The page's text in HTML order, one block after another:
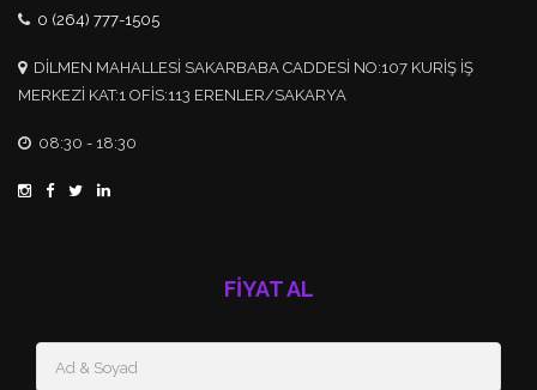
0 (264) 777-1505
DİLMEN MAHALLESİ SAKARBABA CADDESİ NO:107 KURİŞ İŞ
MERKEZİ KAT:1 OFİS:113 ERENLER/SAKARYA
08:30 - 18:30
FİYAT AL